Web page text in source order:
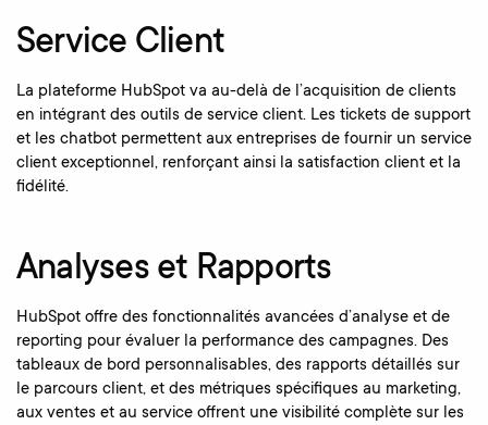
Service Client
La plateforme HubSpot va au-delà de l’acquisition de clients
en intégrant des outils de service client. Les tickets de support
et les chatbot permettent aux entreprises de fournir un service
client exceptionnel, renforçant ainsi la satisfaction client et la
fidélité.
Analyses et Rapports
HubSpot offre des fonctionnalités avancées d’analyse et de
reporting pour évaluer la performance des campagnes. Des
tableaux de bord personnalisables, des rapports détaillés sur
le parcours client, et des métriques spécifiques au marketing,
aux ventes et au service offrent une visibilité complète sur les